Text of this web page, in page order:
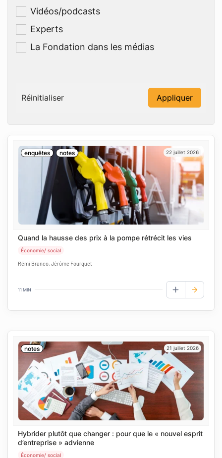
Vidéos/podcasts
Experts
La Fondation dans les médias
Réinitialiser Appliquer
enquêtes notes 22 juillet 2026
Quand la hausse des prix à la pompe rétrécit les vies
Économie/ social
Rémi Branco, Jérôme Fourquet
11 MIN
AJOUTER
notes 21 juillet 2026
Hybrider plutôt que changer : pour que le « nouvel esprit
d’entreprise » advienne
Économie/ social